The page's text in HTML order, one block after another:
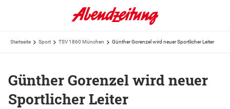
Startseite Sport TSV 1860 München Günther Gorenzel wird neuer Sportlicher Leiter
Günther Gorenzel wird neuer
Sportlicher Leiter